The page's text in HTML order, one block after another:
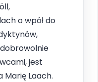
o wpół do
jest
Marię Laach.